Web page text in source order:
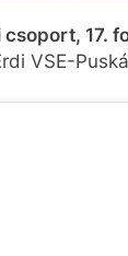
csoport, 17.
VSE-